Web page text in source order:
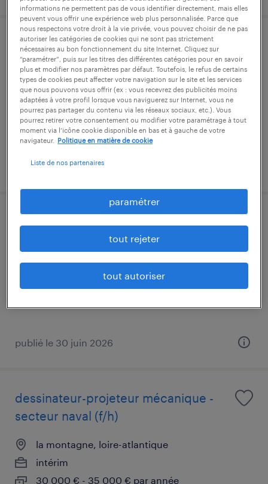
partenaire rh secteur naval (f/h)
la montagne, loire-atlantique
intérim
38 000 € - 55 000 € par année
publié le 24 juillet 2026
la montagne, loire-atlantique
publié le 30 juin 2026
dessinateur-projeteur mécanique -
secteur naval (f/h)
la montagne, loire-atlantique
intérim
30 000 € - 35 000 € par année
informations ne permettent pas de vous identifier directement, mais elles
peuvent vous offrir une expérience web plus personnalisée. Parce que
nous respectons votre droit à la vie privée, vous pouvez choisir de ne pas
autoriser les catégories de cookies qui ne sont pas strictement
nécessaires au bon fonctionnement du site Internet. Cliquez sur
“paramétrer”, puis sur les titres des différentes catégories pour en savoir
plus et modifier nos paramètres par défaut. Toutefois, le refus de certains
types de cookies peut affecter votre navigation sur le site et les services
que nous pouvons vous offrir (ex : vous recevrez des publicités moins
adaptées à votre profil lorsque vous naviguerez sur Internet, vous ne
pourrez pas partager du contenu via les réseaux sociaux, etc.). Vous
pourrez retirer votre consentement ou modifier votre paramétrage à tout
moment via l’icône cookie disponible en bas et à gauche de votre
navigateur.
Politique en matière de cookie
Liste de nos partenaires
paramétrer
tout rejeter
tout autoriser